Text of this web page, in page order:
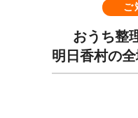
ご
おうち整
明日香村の